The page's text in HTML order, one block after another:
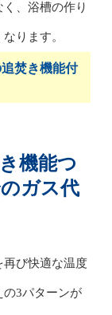
、浴槽の作り
ります。
焚き機能付
機能つ
ガス代
再び快適な温度
の3パターンが